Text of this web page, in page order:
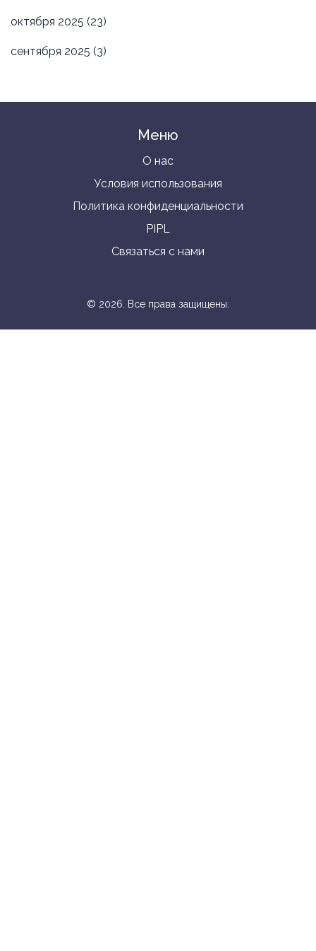
октября 2025 (23)
сентября 2025 (3)
Меню
О нас
Условия использования
Политика конфиденциальности
PIPL
Связаться с нами
© 2026. Все права защищены.